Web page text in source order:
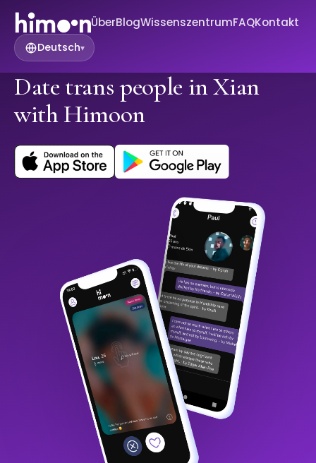
ÜberBlogWissenszentrumFAQKontakt
Deutsch▾
Date trans people in Xian
with Himoon